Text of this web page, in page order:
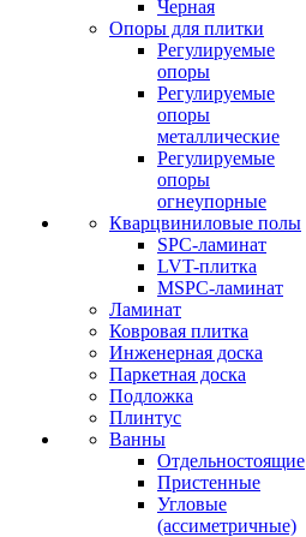
Черная
Опоры для плитки
Регулируемые
опоры
Регулируемые
опоры
металлические
Регулируемые
опоры
огнеупорные
Кварцвиниловые полы
SPC-ламинат
LVT-плитка
MSPC-ламинат
Ламинат
Ковровая плитка
Инженерная доска
Паркетная доска
Подложка
Плинтус
Ванны
Отдельностоящие
Пристенные
Угловые
(ассиметричные)